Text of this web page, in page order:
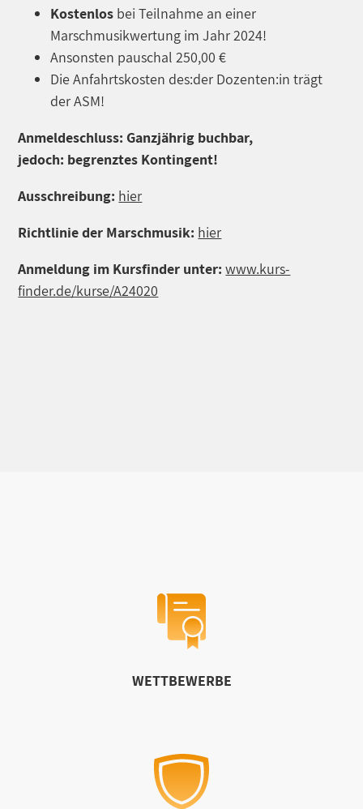
Kostenlos bei Teilnahme an einer
Marschmusikwertung im Jahr 2024!
Ansonsten pauschal 250,00 €
Die Anfahrtskosten des:der Dozenten:in trägt
der ASM!
Anmeldeschluss: Ganzjährig buchbar,
jedoch: begrenztes Kontingent!
Ausschreibung: hier
Richtlinie der Marschmusik: hier
Anmeldung im Kursfinder unter:www.kurs-
finder.de/kurse/A24020
WETTBEWERBE